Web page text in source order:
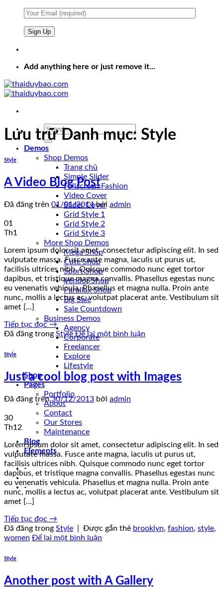
Add anything here or just remove it...
Demos
Shop Demos
Trang chủ
Simple Slider
Fullscreen Fashion
Video Cover
Slider Cover
Grid Style 1
Grid Style 2
Grid Style 3
More Shop Demos
Mega Shop
Cute Shop
Sport Shop
Vendor Shop
Parallax Shop
Big Sale
Sale Countdown
Business Demos
Agency
Corporate
Freelancer
Explore
Lifestyle
Shop
Pages
Portfolio
About
Contact
Our Stores
Maintenance
Blog
Elements
-
-
Lưu trữ Danh mục: Style
Style
A Video Blog Post
Đã đăng trên 01/01/2014 bởi admin
01
Th1
Lorem ipsum dolor sit amet, consectetur adipiscing elit. In sed
vulputate massa. Fusce ante magna, iaculis ut purus ut,
facilisis ultrices nibh. Quisque commodo nunc eget tortor
dapibus, et tristique magna convallis. Phasellus egestas nunc
eu venenatis vehicula. Phasellus et magna nulla. Proin ante
nunc, mollis a lectus ac, volutpat placerat ante. Vestibulum sit
amet […]
Tiếp tục đọc→
Đã đăng trong Style Để lại một bình luận
Style
Just a cool blog post with Images
Đã đăng trên30/12/2013 bởi admin
30
Th12
Lorem ipsum dolor sit amet, consectetur adipiscing elit. In sed
vulputate massa. Fusce ante magna, iaculis ut purus ut,
facilisis ultrices nibh. Quisque commodo nunc eget tortor
dapibus, et tristique magna convallis. Phasellus egestas nunc
eu venenatis vehicula. Phasellus et magna nulla. Proin ante
nunc, mollis a lectus ac, volutpat placerat ante. Vestibulum sit
amet […]
Tiếp tục đọc →
Đã đăng trong Style Được gắn thẻ brooklyn, fashion, style,
women Để lại một bình luận
Style
Another post with A Gallery